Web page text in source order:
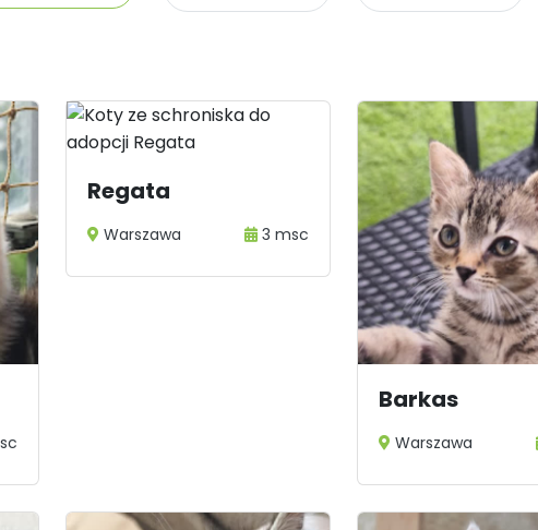
Regata
Warszawa 3 msc
Barkas
Warszawa